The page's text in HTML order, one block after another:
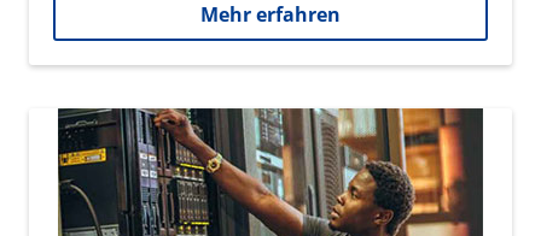
Mehr erfahren